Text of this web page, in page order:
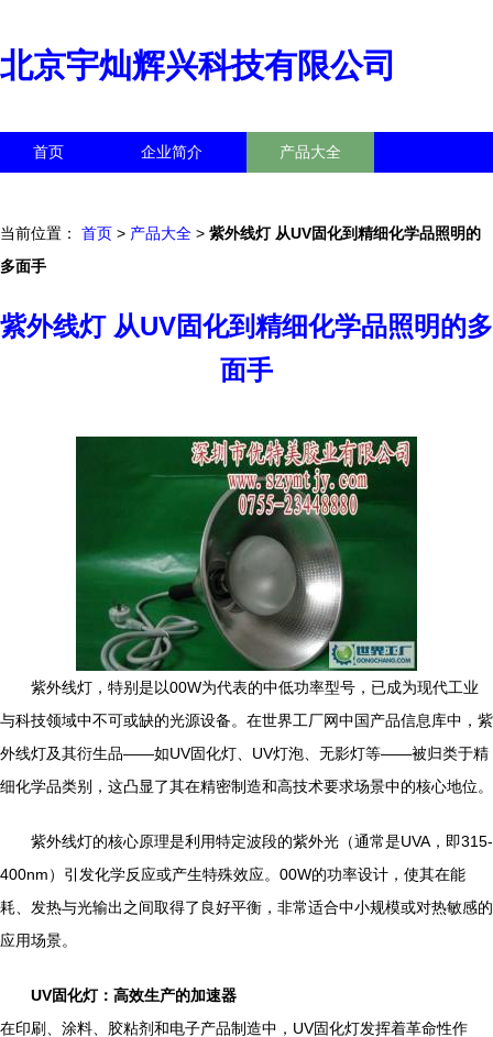
北京宇灿辉兴科技有限公司
首页 企业简介 产品大全
当前位置： 首页 > 产品大全 > 紫外线灯 从UV固化到精细化学品照明的
多面手
紫外线灯 从UV固化到精细化学品照明的多
面手
紫外线灯，特别是以00W为代表的中低功率型号，已成为现代工业
与科技领域中不可或缺的光源设备。在世界工厂网中国产品信息库中，紫
外线灯及其衍生品——如UV固化灯、UV灯泡、无影灯等——被归类于精
细化学品类别，这凸显了其在精密制造和高技术要求场景中的核心地位。
紫外线灯的核心原理是利用特定波段的紫外光（通常是UVA，即315-
400nm）引发化学反应或产生特殊效应。00W的功率设计，使其在能
耗、发热与光输出之间取得了良好平衡，非常适合中小规模或对热敏感的
应用场景。
UV固化灯：高效生产的加速器
在印刷、涂料、胶粘剂和电子产品制造中，UV固化灯发挥着革命性作